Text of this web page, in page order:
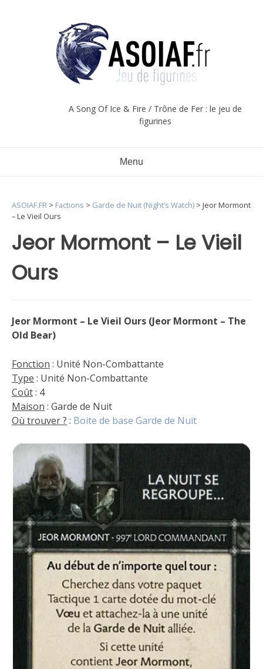
A Song Of Ice & Fire / Trône de Fer : le jeu de
figurines
Menu
Jeor Mormont – Le Vieil
Ours
ASOIAF.FR > Factions > Garde de Nuit (Night’s Watch) > Jeor Mormont
– Le Vieil Ours
Jeor Mormont – Le Vieil Ours (Jeor Mormont – The
Old Bear)
Fonction : Unité Non-Combattante
Type : Unité Non-Combattante
Coût: 4
Maison : Garde de Nuit
Où trouver ? : Boite de base Garde de Nuit